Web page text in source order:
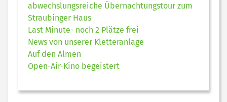
abwechslungsreiche Übernachtungstour zum
Straubinger Haus
Last Minute- noch 2 Plätze frei
News von unserer Kletteranlage
Auf den Almen
Open-Air-Kino begeistert